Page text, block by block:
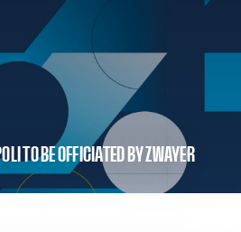
TO BE OFFICIATED BY ZWAYER